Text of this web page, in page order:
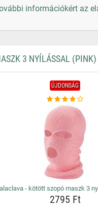
információkért az
3 NYÍLÁSSAL (PINK)
ÚJDONSÁG
- kötött szopó maszk 3
2795 Ft